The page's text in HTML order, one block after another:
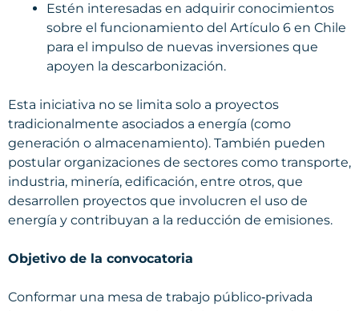
Estén interesadas en adquirir conocimientos
sobre el funcionamiento del Artículo 6 en Chile
para el impulso de nuevas inversiones que
apoyen la descarbonización.
Esta iniciativa no se limita solo a proyectos
tradicionalmente asociados a energía (como
generación o almacenamiento). También pueden
postular organizaciones de sectores como transporte,
industria, minería, edificación, entre otros, que
desarrollen proyectos que involucren el uso de
energía y contribuyan a la reducción de emisiones.
Objetivo de la convocatoria
Conformar una mesa de trabajo público‑privada